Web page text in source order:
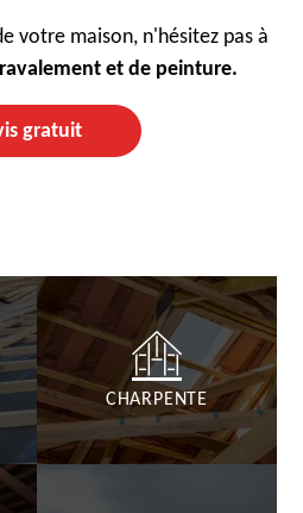
votre maison, n'hésitez pas à
ravalement et de peinture.
gratuit
CHARPENTE